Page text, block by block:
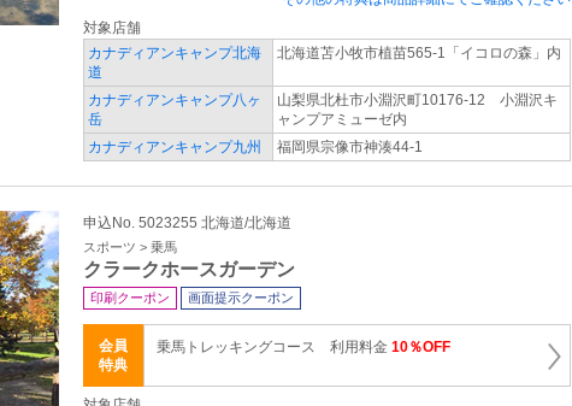
対象店舗
カナディアンキャンプ北海
道
北海道苫小牧市植苗565‐1「イコロの森」内
カナディアンキャンプ八ヶ
岳
山梨県北杜市小淵沢町10176‐12 小淵沢キ
ャンプアミューゼ内
カナディアンキャンプ九州
福岡県宗像市神湊44‐1
申込No. 5023255 北海道/北海道
スポーツ > 乗馬
クラークホースガーデン
印刷クーポン 画面提示クーポン
会員
特典
乗馬トレッキングコース 利用料金 10％OFF